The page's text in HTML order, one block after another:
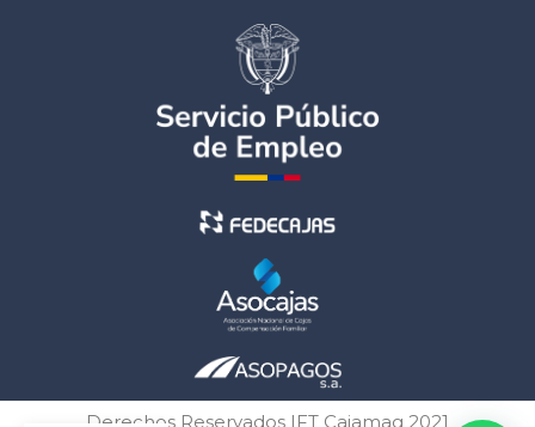
Derechos Reservados IFT Cajamag 2021